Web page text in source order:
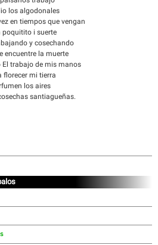
los algodonales
en tiempos que vengan
poquitito i suerte
y cosechando
encuentre la muerte
trabajo de mis manos
florecer mi tierra
los aires
santiagueñas.